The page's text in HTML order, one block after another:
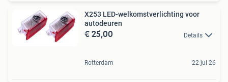
X253 LED-welkomstverlichting voor
autodeuren
€ 25,00 Details
Rotterdam 22 jul 26